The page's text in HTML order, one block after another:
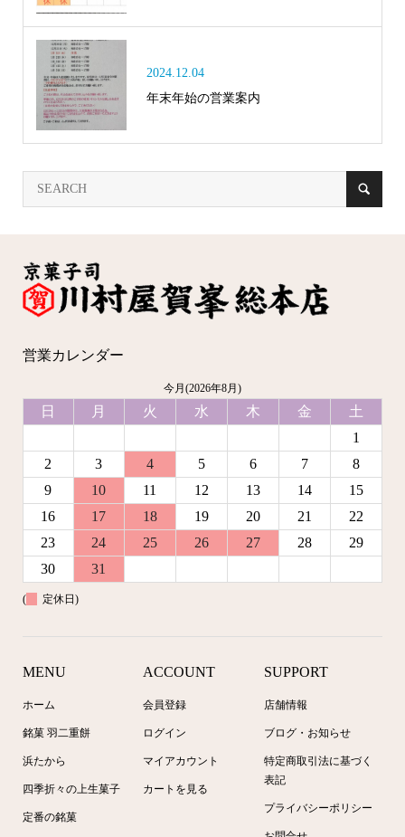
2024.12.04
年末年始の営業案内
営業カレンダー
今月(2026年8月)
日 月 火 水 木 金
土
1
2
3 4 5 6 7
8
9
10 11 12 13 14
15
16
17 18 19 20 21
22
23
24 25 26 27 28
29
30
31
( 定休日)
MENU
ホーム
銘菓 羽二重餅
浜たから
四季折々の上生菓子
定番の銘菓
ACCOUNT
会員登録
ログイン
マイアカウント
カートを見る
SUPPORT
店舗情報
ブログ・お知らせ
特定商取引法に基づく
表記
プライバシーポリシー